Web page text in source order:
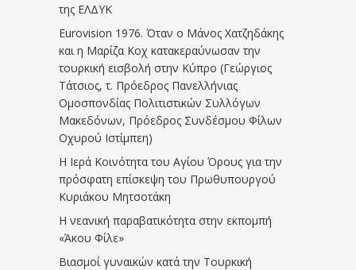
της ΕΛΔΥΚ
Eurovision 1976. Όταν ο Μάνος Χατζηδάκης
και η Μαρίζα Κοχ κατακεραύνωσαν την
τουρκική εισβολή στην Κύπρο (Γεώργιος
Τάτσιος, τ. Πρόεδρος Πανελλήνιας
Ομοσπονδίας Πολιτιστικών Συλλόγων
Μακεδόνων, Πρόεδρος Συνδέσμου Φίλων
Οχυρού Ιστίμπεη)
Η Ιερά Κοινότητα του Αγίου Όρους για την
πρόσφατη επίσκεψη του Πρωθυπουργού
Κυριάκου Μητσοτάκη
Η νεανική παραβατικότητα στην εκπομπή
«Άκου Φίλε»
Βιασμοί γυναικών κατά την Τουρκική